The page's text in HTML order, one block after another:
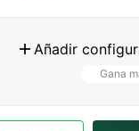
 Añadir
Gana